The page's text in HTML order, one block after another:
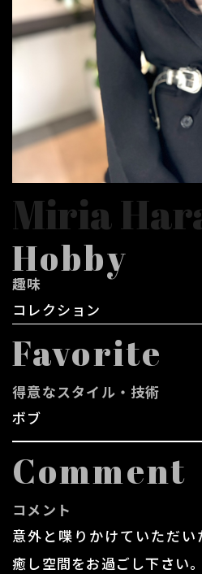
Miria
Hobby
趣味
コレクション
Favorite
得意なスタイル・技術
ボブ
Comment
コメント
意外と喋りかけていただ
癒し空間をお過ごし下さい。